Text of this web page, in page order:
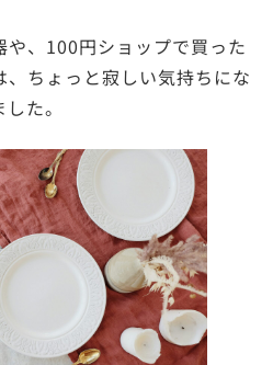
や、100円ショップで買った
ちょっと寂しい気持ちにな
た。